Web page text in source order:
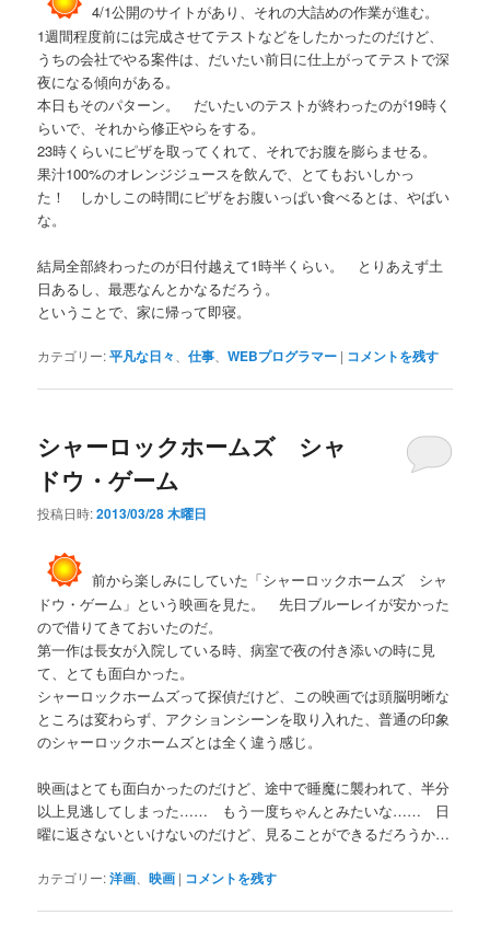
4/1公開のサイトがあり、それの大詰めの作業が進む。
1週間程度前には完成させてテストなどをしたかったのだけど、
うちの会社でやる案件は、だいたい前日に仕上がってテストで深
夜になる傾向がある。
本日もそのパターン。 だいたいのテストが終わったのが19時く
らいで、それから修正やらをする。
23時くらいにピザを取ってくれて、それでお腹を膨らませる。
果汁100%のオレンジジュースを飲んで、とてもおいしかっ
た！ しかしこの時間にピザをお腹いっぱい食べるとは、やばい
な。
結局全部終わったのが日付越えて1時半くらい。 とりあえず土
日あるし、最悪なんとかなるだろう。
ということで、家に帰って即寝。
カテゴリー:平凡な日々 、仕事 、WEBプログラマー | コメントを残す
シャーロックホームズ シャ
ドウ・ゲーム
投稿日時:2013/03/28 木曜日
前から楽しみにしていた「シャーロックホームズ シャ
ドウ・ゲーム」という映画を見た。 先日ブルーレイが安かった
ので借りてきておいたのだ。
第一作は長女が入院している時、病室で夜の付き添いの時に見
て、とても面白かった。
シャーロックホームズって探偵だけど、この映画では頭脳明晰な
ところは変わらず、アクションシーンを取り入れた、普通の印象
のシャーロックホームズとは全く違う感じ。
映画はとても面白かったのだけど、途中で睡魔に襲われて、半分
以上見逃してしまった…… もう一度ちゃんとみたいな…… 日
曜に返さないといけないのだけど、見ることができるだろうか…
カテゴリー:洋画 、映画 | コメントを残す